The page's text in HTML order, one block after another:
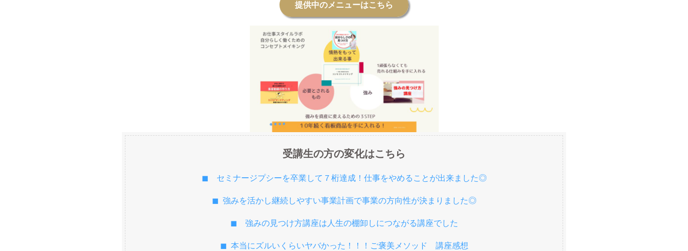
提供中のメニューはこちら
受講生の方の変化はこちら
◼︎ セミナージプシーを卒業して７桁達成！仕事をやめることが出来ました◎
◼︎ 強みを活かし継続しやすい事業計画で事業の方向性が決まりました◎
◼︎ 強みの見つけ方講座は人生の棚卸しにつながる講座でした
◼︎ 本当にズルいくらいヤバかった！！！ご褒美メソッド 講座感想